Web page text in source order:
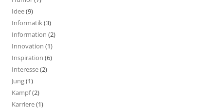
Idee(9)
Informatik(3)
Information (2)
Innovation (1)
Inspiration (6)
Interesse(2)
Jung(1)
Kampf(2)
Karriere(1)